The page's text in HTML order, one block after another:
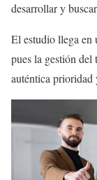
desarrollar y
El estudio llega en
pues la gestión del
auténtica prioridad